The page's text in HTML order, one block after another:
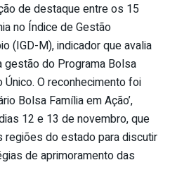
de destaque entre os 15
no Índice de Gestão
(IGD-M), indicador que avalia
gestão do Programa Bolsa
O reconhecimento foi
Bolsa Família em Ação’,
12 e 13 de novembro, que
do estado para discutir
de aprimoramento das